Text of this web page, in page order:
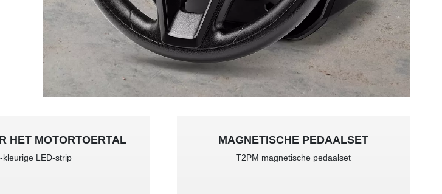
HET MOTORTOERTAL
kleurige LED-strip
MAGNETISCHE PEDAALSET
T2PM magnetische pedaalset